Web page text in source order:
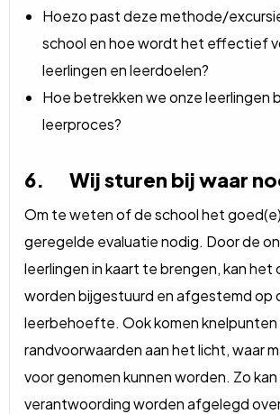
Hoezo past deze methode/
school en hoe wordt het effectief
leerlingen en leerdoelen?
Hoe betrekken we onze leerlingen
leerproces?
6. Wij sturen bij waar
Om te weten of de school het
geregelde evaluatie nodig. Door de
leerlingen in kaart te brengen, kan het
worden bijgestuurd en afgestemd op
leerbehoefte. Ook komen knelpunten
randvoorwaarden aan het licht, waar
voor genomen kunnen worden. Zo kan
verantwoording worden afgelegd